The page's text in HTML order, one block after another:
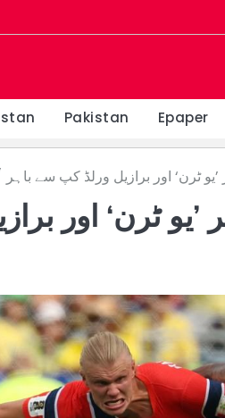
Pakistan Epaper
ٹرن‘ اور برازیل ورلڈ کپ سے باہر
ٹرن‘ اور